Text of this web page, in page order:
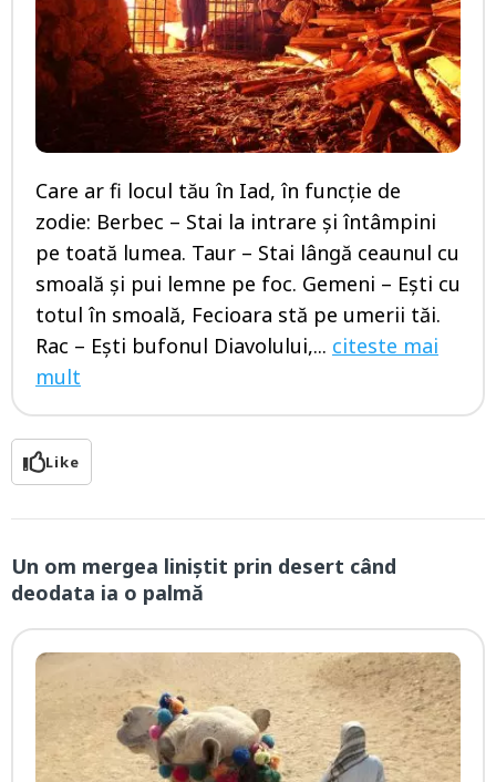
Care ar fi locul tău în Iad, în funcţie de
zodie: Berbec – Stai la intrare şi întâmpini
pe toată lumea. Taur – Stai lângă ceaunul cu
smoală şi pui lemne pe foc. Gemeni – Eşti cu
totul în smoală, Fecioara stă pe umerii tăi.
Rac – Eşti bufonul Diavolului,... citeste mai
mult
Like
Un om mergea liniștit prin desert când
deodata ia o palmă